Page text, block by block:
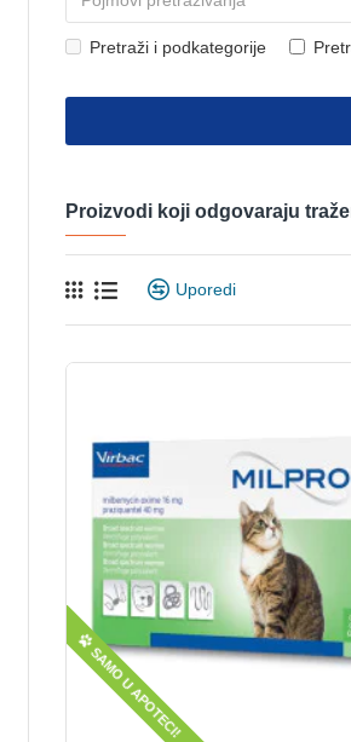
Pretraži i podkategorije
Proizvodi koji odgovaraju
Uporedi
SAMO U APOTECI!